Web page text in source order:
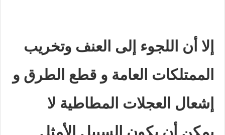
إلا أن اللجوء إلى العنف وتخريب
الممتلكات العامةو قطع الطرق و
إشعال العجلات المطاطية لا